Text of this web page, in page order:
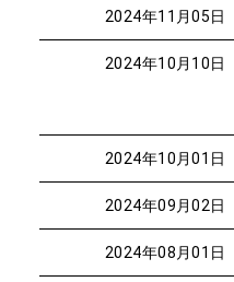
2024年11月05日
2024年10月10日
2024年10月01日
2024年09月02日
2024年08月01日